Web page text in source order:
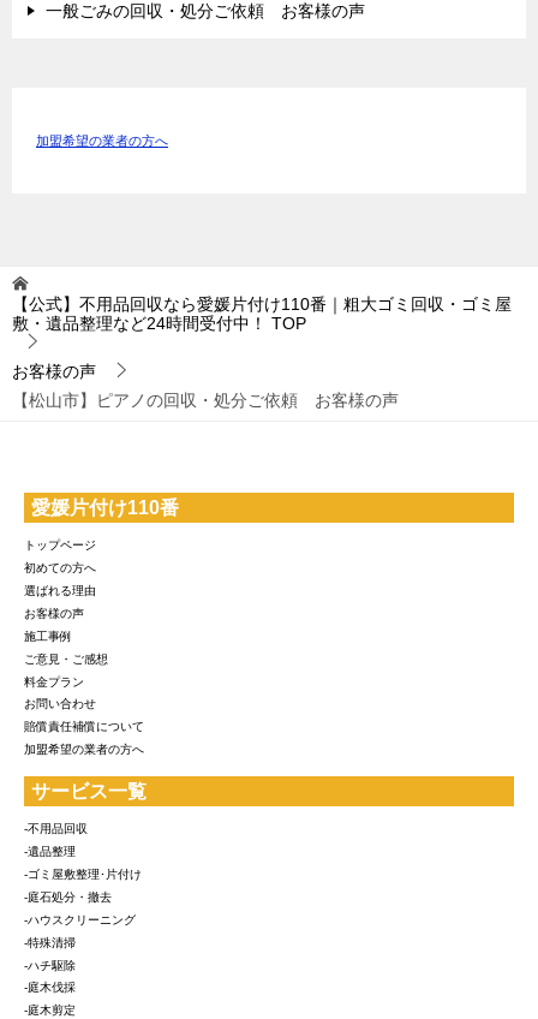
一般ごみの回収・処分ご依頼 お客様の声
加盟希望の業者の方へ
【公式】不用品回収なら愛媛片付け110番｜粗大ゴミ回収・ゴミ屋
敷・遺品整理など24時間受付中！
TOP
お客様の声
【松山市】ピアノの回収・処分ご依頼 お客様の声
愛媛片付け110番
トップページ
初めての方へ
選ばれる理由
お客様の声
施工事例
ご意見・ご感想
料金プラン
お問い合わせ
賠償責任補償について
加盟希望の業者の方へ
サービス一覧
-不用品回収
-遺品整理
-ゴミ屋敷整理･片付け
-庭石処分・撤去
-ハウスクリーニング
-特殊清掃
-ハチ駆除
-庭木伐採
-庭木剪定